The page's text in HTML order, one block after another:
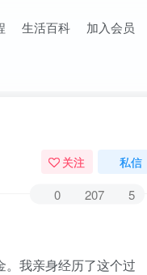
生活百科 加入会员
关注 私信
0 207 5
我亲身经历了这个过